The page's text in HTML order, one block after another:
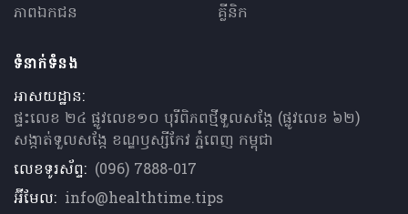
ភាពឯកជន
គ្លីនិក
ទំនាក់ទំនង
អាសយដ្ឋាន:
ផ្ទះលេខ ២៤ ផ្លូវលេខ១០ បុរីពិភពថ្មីទួលសង្កែ (ផ្លូវលេខ ៦២)
សង្កាត់ទួលសង្កែ ខណ្ឌឫស្សីកែវ ភ្នំពេញ កម្ពុជា
លេខទូរស័ព្ទ: (096) 7888-017
អ៊ីមែល: info@healthtime.tips